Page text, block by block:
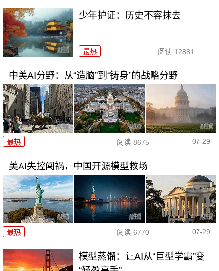
少年护证：历史不容抹去
最热 阅读 12881
中美AI分野：从“造脑”到“铸身”的战略分野
最热 阅读 8675 07-29
美AI失控闯祸，中国开源模型救场
最热 阅读 6770 07-29
模型蒸馏：让AI从“巨型学霸”变